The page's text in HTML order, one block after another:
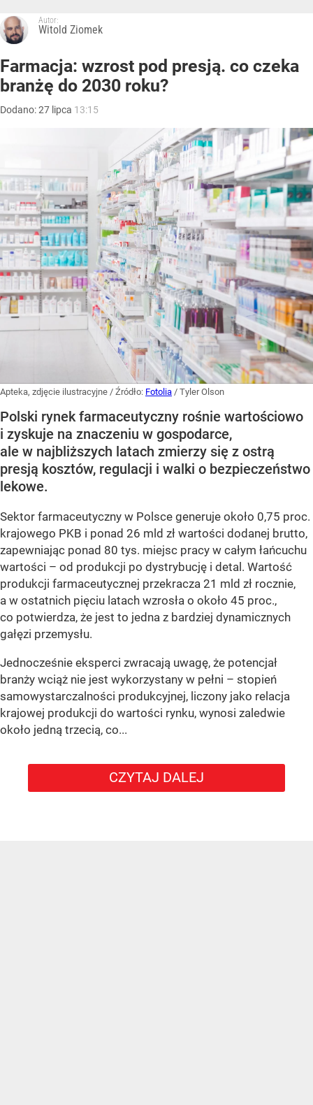
Autor:
Witold Ziomek
Farmacja: wzrost pod presją. co czeka
branżę do 2030 roku?
Dodano:27 lipca 13:15
Apteka, zdjęcie ilustracyjne / Źródło: Fotolia / Tyler Olson
Polski rynek farmaceutyczny rośnie wartościowo
i zyskuje na znaczeniu w gospodarce,
ale w najbliższych latach zmierzy się z ostrą
presją kosztów, regulacji i walki o bezpieczeństwo
lekowe.
Sektor farmaceutyczny w Polsce generuje około 0,75 proc.
krajowego PKB i ponad 26 mld zł wartości dodanej brutto,
zapewniając ponad 80 tys. miejsc pracy w całym łańcuchu
wartości – od produkcji po dystrybucję i detal. Wartość
produkcji farmaceutycznej przekracza 21 mld zł rocznie,
a w ostatnich pięciu latach wzrosła o około 45 proc.,
co potwierdza, że jest to jedna z bardziej dynamicznych
gałęzi przemysłu.
Jednocześnie eksperci zwracają uwagę, że potencjał
branży wciąż nie jest wykorzystany w pełni – stopień
samowystarczalności produkcyjnej, liczony jako relacja
krajowej produkcji do wartości rynku, wynosi zaledwie
około jedną trzecią, co...
CZYTAJ DALEJ